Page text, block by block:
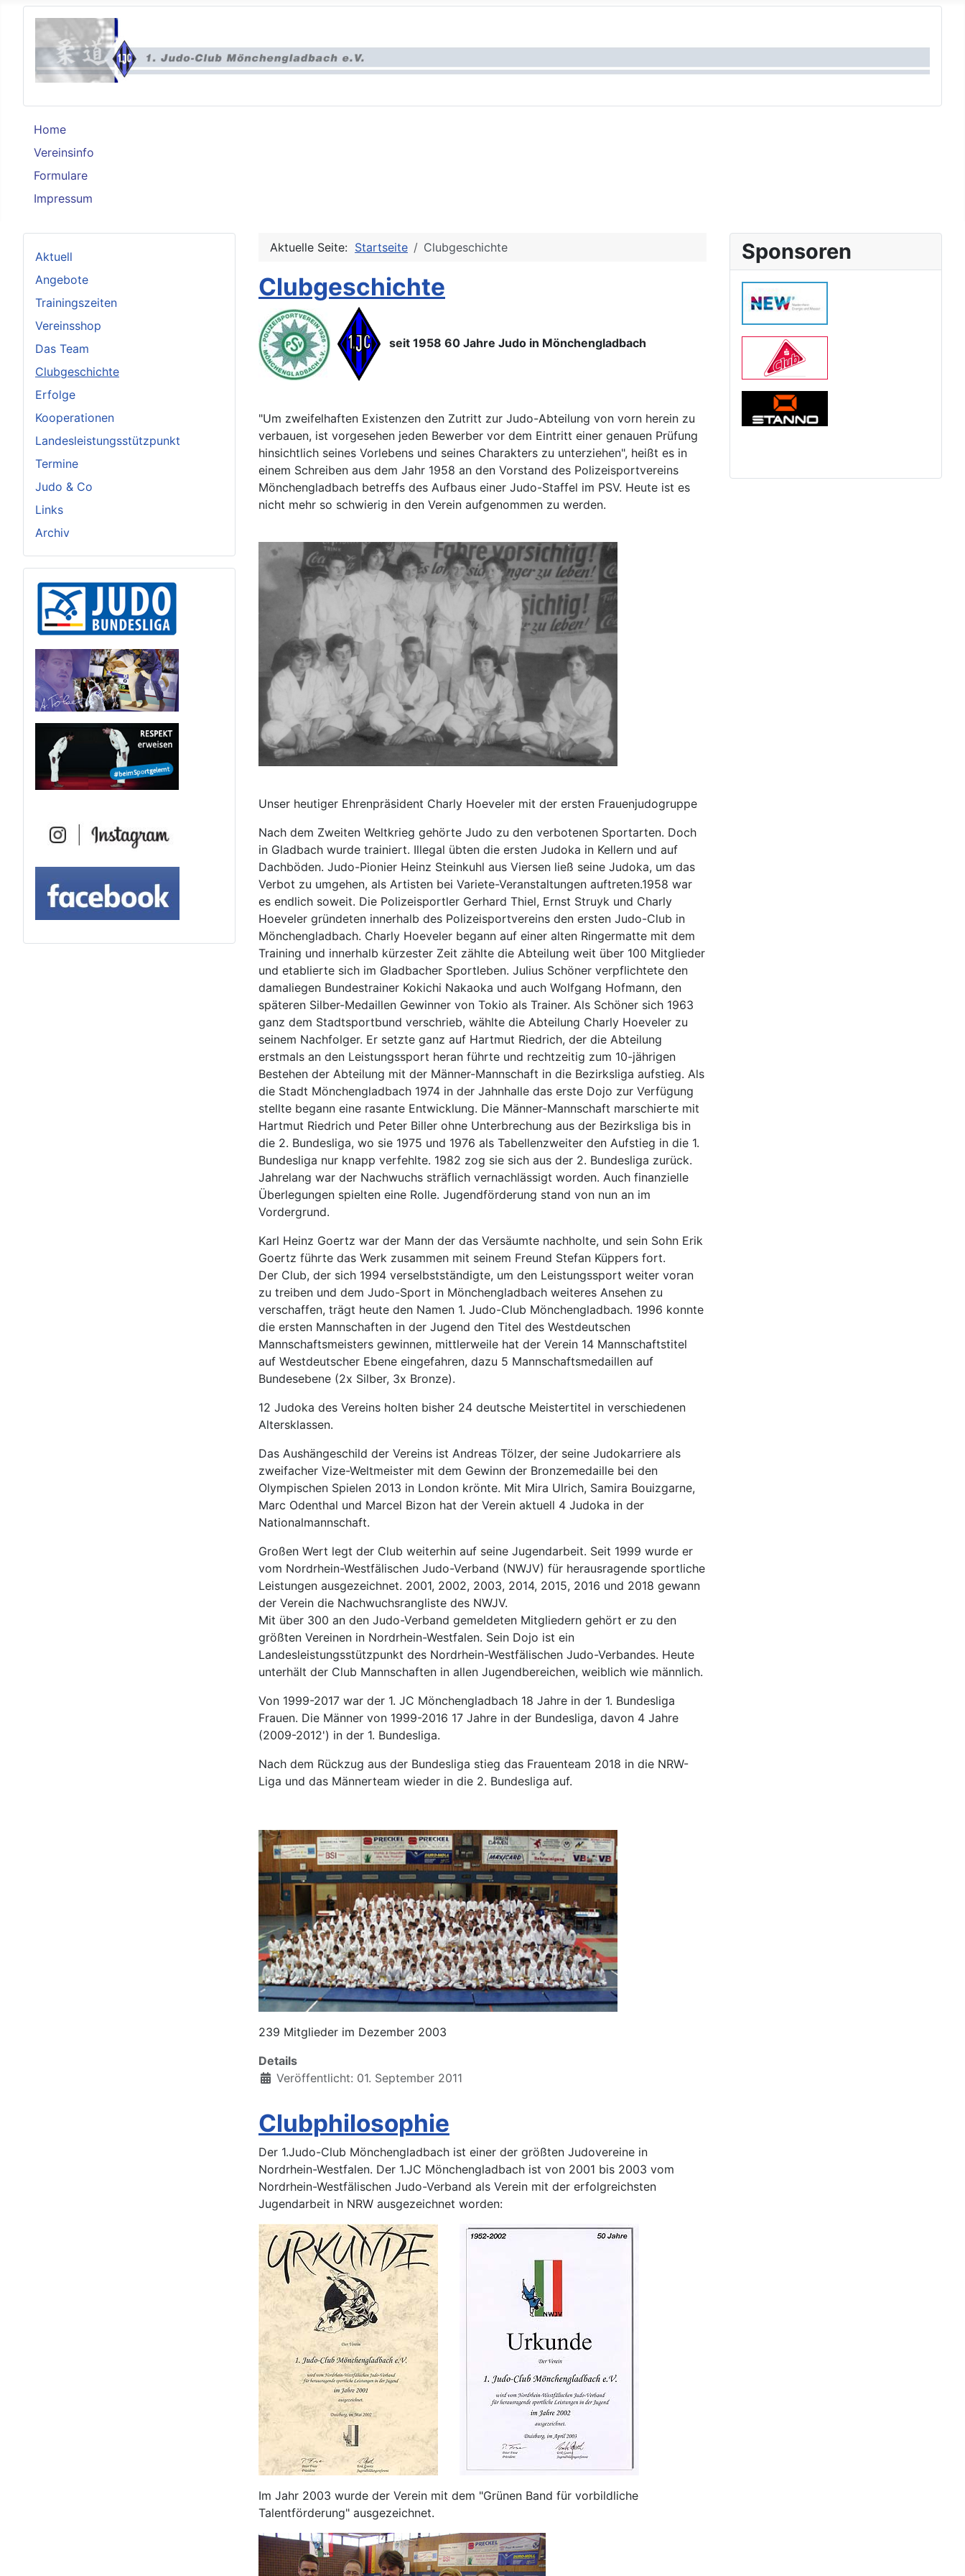
Home
Vereinsinfo
Formulare
Impressum
Aktuell
Angebote
Trainingszeiten
Vereinsshop
Das Team
Clubgeschichte
Erfolge
Kooperationen
Landesleistungsstützpunkt
Termine
Judo & Co
Links
Archiv
Aktuelle Seite: Startseite Clubgeschichte
Clubgeschichte
seit 1958 60 Jahre Judo in Mönchengladbach
"Um zweifelhaften Existenzen den Zutritt zur Judo-Abteilung von vorn herein zu
verbauen, ist vorgesehen jeden Bewerber vor dem Eintritt einer genauen Prüfung
hinsichtlich seines Vorlebens und seines Charakters zu unterziehen", heißt es in
einem Schreiben aus dem Jahr 1958 an den Vorstand des Polizeisportvereins
Mönchengladbach betreffs des Aufbaus einer Judo-Staffel im PSV. Heute ist es
nicht mehr so schwierig in den Verein aufgenommen zu werden.
Unser heutiger Ehrenpräsident Charly Hoeveler mit der ersten Frauenjudogruppe
Nach dem Zweiten Weltkrieg gehörte Judo zu den verbotenen Sportarten. Doch
in Gladbach wurde trainiert. Illegal übten die ersten Judoka in Kellern und auf
Dachböden. Judo-Pionier Heinz Steinkuhl aus Viersen ließ seine Judoka, um das
Verbot zu umgehen, als Artisten bei Variete-Veranstaltungen auftreten.1958 war
es endlich soweit. Die Polizeisportler Gerhard Thiel, Ernst Struyk und Charly
Hoeveler gründeten innerhalb des Polizeisportvereins den ersten Judo-Club in
Mönchengladbach. Charly Hoeveler begann auf einer alten Ringermatte mit dem
Training und innerhalb kürzester Zeit zählte die Abteilung weit über 100 Mitglieder
und etablierte sich im Gladbacher Sportleben. Julius Schöner verpflichtete den
damaliegen Bundestrainer Kokichi Nakaoka und auch Wolfgang Hofmann, den
späteren Silber-Medaillen Gewinner von Tokio als Trainer. Als Schöner sich 1963
ganz dem Stadtsportbund verschrieb, wählte die Abteilung Charly Hoeveler zu
seinem Nachfolger. Er setzte ganz auf Hartmut Riedrich, der die Abteilung
erstmals an den Leistungssport heran führte und rechtzeitig zum 10-jährigen
Bestehen der Abteilung mit der Männer-Mannschaft in die Bezirksliga aufstieg. Als
die Stadt Mönchengladbach 1974 in der Jahnhalle das erste Dojo zur Verfügung
stellte begann eine rasante Entwicklung. Die Männer-Mannschaft marschierte mit
Hartmut Riedrich und Peter Biller ohne Unterbrechung aus der Bezirksliga bis in
die 2. Bundesliga, wo sie 1975 und 1976 als Tabellenzweiter den Aufstieg in die 1.
Bundesliga nur knapp verfehlte. 1982 zog sie sich aus der 2. Bundesliga zurück.
Jahrelang war der Nachwuchs sträflich vernachlässigt worden. Auch finanzielle
Überlegungen spielten eine Rolle. Jugendförderung stand von nun an im
Vordergrund.
Karl Heinz Goertz war der Mann der das Versäumte nachholte, und sein Sohn Erik
Goertz führte das Werk zusammen mit seinem Freund Stefan Küppers fort.
Der Club, der sich 1994 verselbstständigte, um den Leistungssport weiter voran
zu treiben und dem Judo-Sport in Mönchengladbach weiteres Ansehen zu
verschaffen, trägt heute den Namen 1. Judo-Club Mönchengladbach. 1996 konnte
die ersten Mannschaften in der Jugend den Titel des Westdeutschen
Mannschaftsmeisters gewinnen, mittlerweile hat der Verein 14 Mannschaftstitel
auf Westdeutscher Ebene eingefahren, dazu 5 Mannschaftsmedaillen auf
Bundesebene (2x Silber, 3x Bronze).
12 Judoka des Vereins holten bisher 24 deutsche Meistertitel in verschiedenen
Altersklassen.
Das Aushängeschild der Vereins ist Andreas Tölzer, der seine Judokarriere als
zweifacher Vize-Weltmeister mit dem Gewinn der Bronzemedaille bei den
Olympischen Spielen 2013 in London krönte. Mit Mira Ulrich, Samira Bouizgarne,
Marc Odenthal und Marcel Bizon hat der Verein aktuell 4 Judoka in der
Nationalmannschaft.
Großen Wert legt der Club weiterhin auf seine Jugendarbeit. Seit 1999 wurde er
vom Nordrhein-Westfälischen Judo-Verband (NWJV) für herausragende sportliche
Leistungen ausgezeichnet. 2001, 2002, 2003, 2014, 2015, 2016 und 2018 gewann
der Verein die Nachwuchsrangliste des NWJV.
Mit über 300 an den Judo-Verband gemeldeten Mitgliedern gehört er zu den
größten Vereinen in Nordrhein-Westfalen. Sein Dojo ist ein
Landesleistungsstützpunkt des Nordrhein-Westfälischen Judo-Verbandes. Heute
unterhält der Club Mannschaften in allen Jugendbereichen, weiblich wie männlich.
Von 1999-2017 war der 1. JC Mönchengladbach 18 Jahre in der 1. Bundesliga
Frauen. Die Männer von 1999-2016 17 Jahre in der Bundesliga, davon 4 Jahre
(2009-2012') in der 1. Bundesliga.
Nach dem Rückzug aus der Bundesliga stieg das Frauenteam 2018 in die NRW-
Liga und das Männerteam wieder in die 2. Bundesliga auf.
239 Mitglieder im Dezember 2003
Details
Veröffentlicht: 01. September 2011
Clubphilosophie
Der 1.Judo-Club Mönchengladbach ist einer der größten Judovereine in
Nordrhein-Westfalen. Der 1.JC Mönchengladbach ist von 2001 bis 2003 vom
Nordrhein-Westfälischen Judo-Verband als Verein mit der erfolgreichsten
Jugendarbeit in NRW ausgezeichnet worden:
Im Jahr 2003 wurde der Verein mit dem "Grünen Band für vorbildliche
Talentförderung" ausgezeichnet.
Sponsoren